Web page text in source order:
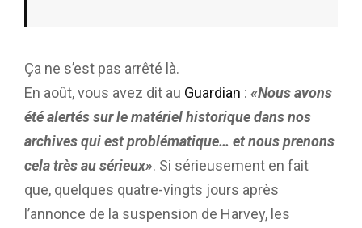
Ça ne s’est pas arrêté là.
En août, vous avez dit au Guardian : «Nous avons
été alertés sur le matériel historique dans nos
archives qui est problématique… et nous prenons
cela très au sérieux». Si sérieusement en fait
que, quelques quatre-vingts jours après
l’annonce de la suspension de Harvey, les